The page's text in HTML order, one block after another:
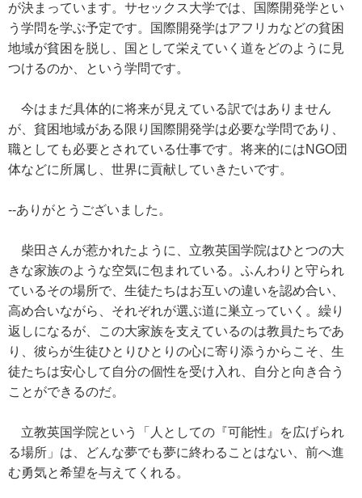
が決まっています。サセックス大学では、国際開発学とい
う学問を学ぶ予定です。国際開発学はアフリカなどの貧困
地域が貧困を脱し、国として栄えていく道をどのように見
つけるのか、という学問です。
今はまだ具体的に将来が見えている訳ではありません
が、貧困地域がある限り国際開発学は必要な学問であり、
職としても必要とされている仕事です。将来的にはNGO団
体などに所属し、世界に貢献していきたいです。
--ありがとうございました。
柴田さんが惹かれたように、立教英国学院はひとつの大
きな家族のような空気に包まれている。ふんわりと守られ
ているその場所で、生徒たちはお互いの違いを認め合い、
高め合いながら、それぞれが選ぶ道に巣立っていく。繰り
返しになるが、この大家族を支えているのは教員たちであ
り、彼らが生徒ひとりひとりの心に寄り添うからこそ、生
徒たちは安心して自分の個性を受け入れ、自分と向き合う
ことができるのだ。
立教英国学院という「人としての『可能性』を広げられ
る場所」は、どんな夢でも夢に終わることはない、前へ進
む勇気と希望を与えてくれる。